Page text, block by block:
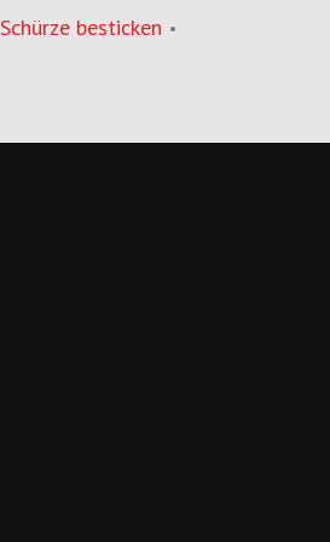
Schürze besticken •